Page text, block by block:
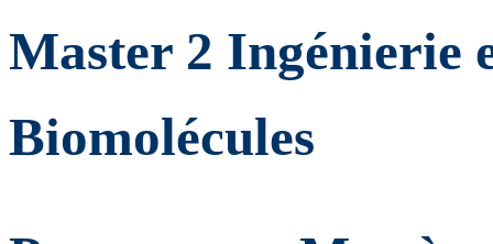
Master 2 Ingénierie
Biomolécules